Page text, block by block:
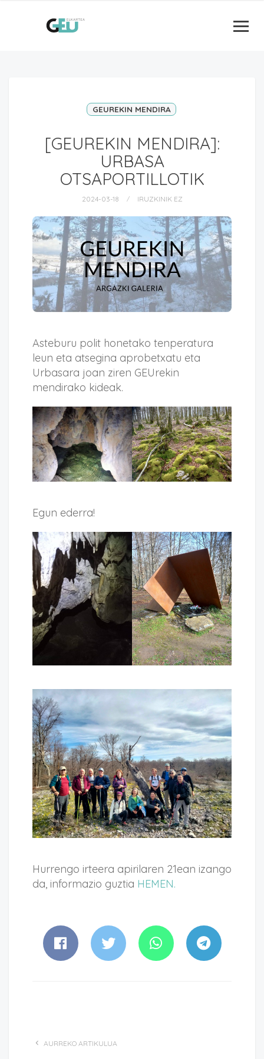
GEUREKIN MENDIRA
[GEUREKIN MENDIRA]:
URBASA
OTSAPORTILLOTIK
2024-03-18 IRUZKINIK EZ
Asteburu polit honetako tenperatura
leun eta atsegina aprobetxatu eta
Urbasara joan ziren GEUrekin
mendirako kideak.
Egun ederra!
Hurrengo irteera apirilaren 21ean izango
da, informazio guztia HEMEN.
AURREKO ARTIKULUA